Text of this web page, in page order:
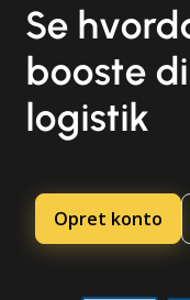
Se
booste
logistik
Opret konto